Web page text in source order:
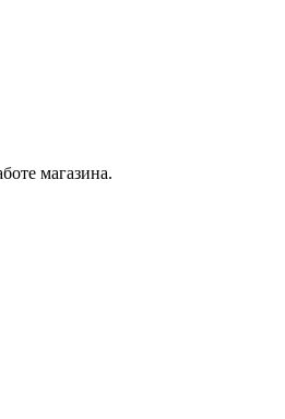
магазина.